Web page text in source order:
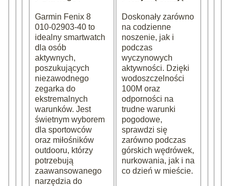
Garmin Fenix 8
010-02903-40 to
idealny smartwatch
dla osób
aktywnych,
poszukujących
niezawodnego
zegarka do
ekstremalnych
warunków. Jest
świetnym wyborem
dla sportowców
oraz miłośników
outdooru, którzy
potrzebują
zaawansowanego
narzędzia do
Doskonały zarówno
na codzienne
noszenie, jak i
podczas
wyczynowych
aktywności. Dzięki
wodoszczelności
100M oraz
odporności na
trudne warunki
pogodowe,
sprawdzi się
zarówno podczas
górskich wędrówek,
nurkowania, jak i na
co dzień w mieście.